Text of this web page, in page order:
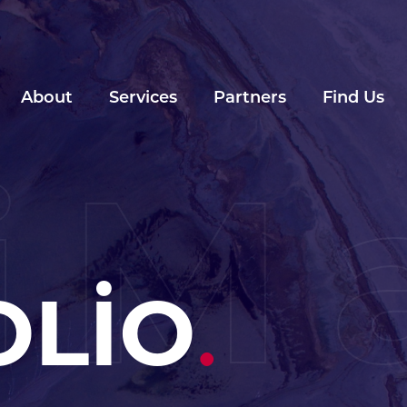
About Services Partners Find Us
.